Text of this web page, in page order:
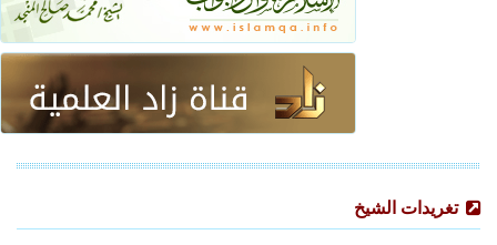
تغريدات الشيخ